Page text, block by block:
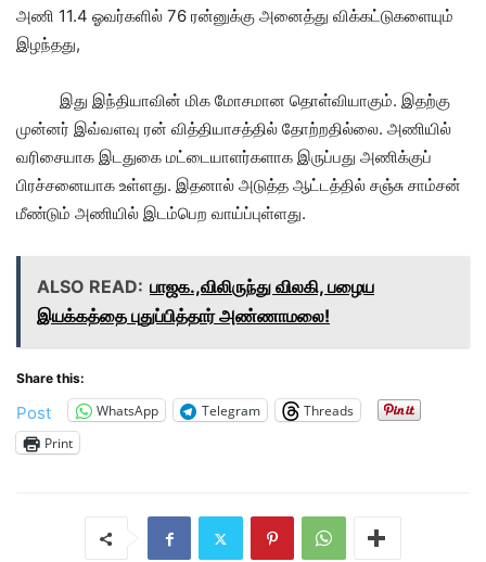
அணி 11.4 ஓவர்களில் 76 ரன்னுக்கு அனைத்து விக்கட்டுகளையும்
இழந்தது,
இது இந்தியாவின் மிக மோசமான தொள்வியாகும். இதற்கு
முன்னர் இவ்வளவு ரன் வித்தியாசத்தில் தோற்றதில்லை. அணியில்
வரிசையாக இடதுகை மட்டையாளர்களாக இருப்பது அணிக்குப்
பிரச்சனையாக உள்ளது. இதனால் அடுத்த ஆட்டத்தில் சஞ்சு சாம்சன்
மீண்டும் அணியில் இடம்பெற வாய்ப்புள்ளது.
ALSO READ: பாஜக.,விலிருந்து விலகி, பழைய
இயக்கத்தை புதுப்பித்தார் அண்ணாமலை!
Share this:
Post WhatsApp Telegram
Threads
Print